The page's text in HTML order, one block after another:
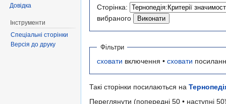
Сторінка:
вибраного
Фільтри
сховати включення • сховати
Такі сторінки посилаються на
Переглянути (попередні 50 • наступні
Довідка
Інструменти
Спеціальні сторінки
Версія до друку